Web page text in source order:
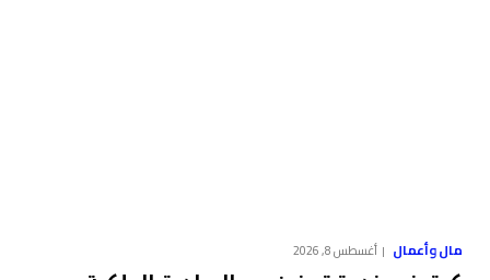
مال وأعمال أغسطس 8, 2026